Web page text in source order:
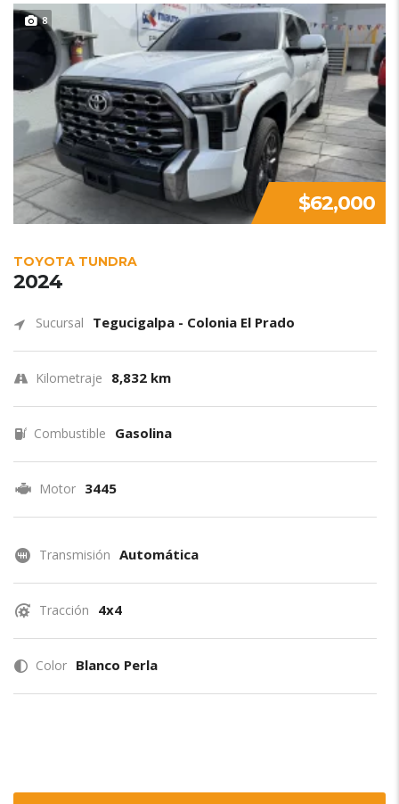
8
$62,000
TOYOTA TUNDRA
2024
Sucursal Tegucigalpa - Colonia El Prado
Kilometraje 8,832 km
Combustible Gasolina
Motor 3445
Transmisión Automática
Tracción 4x4
Color Blanco Perla